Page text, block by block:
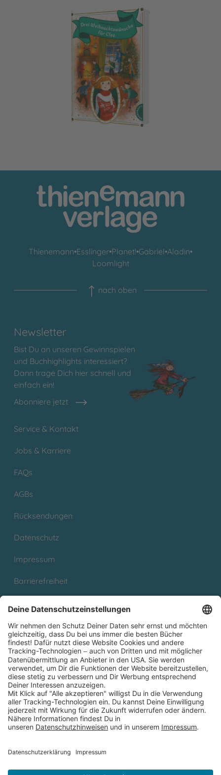
Drei Weihnachtswünsche für Cleo
Thienemann•Esslinger•Planet!•Gabriel•Aladin•
Loomlight
nach oben
Newsletter
Bist Du an unseren Gewinnspielen
und Buchhighlights interessiert?
Dann trage Dich hier schnell und
einfach ein!
Abonniere jetzt
Service & Kontakt
Jobs & Karriere
FAQs
AGBs
Rücksendungen
Datenschutz
Impressum
Barrierefreiheit
Partnerprogramm (Affiliate)
Folge uns auf
* Versandkostenfrei ab 9,00 € Bestellwert innerhalb
Deutschlands
** Lieferzeit 1-3 Werktage innerhalb Deutschlands
Thienemann-Esslinger Verlag GmbH, Blumenstraße 36, D-70182